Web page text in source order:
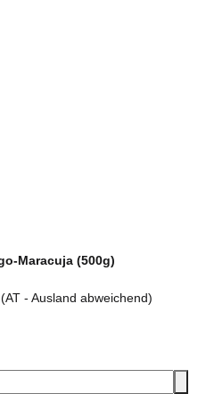
Maracuja (500g)
(AT - Ausland abweichend)